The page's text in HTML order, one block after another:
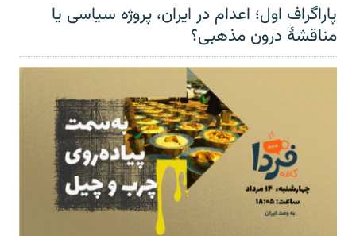
پاراگراف اول؛ اعدام در ایران، پروژه سیاسی یا
مناقشهٔ درون مذهبی؟